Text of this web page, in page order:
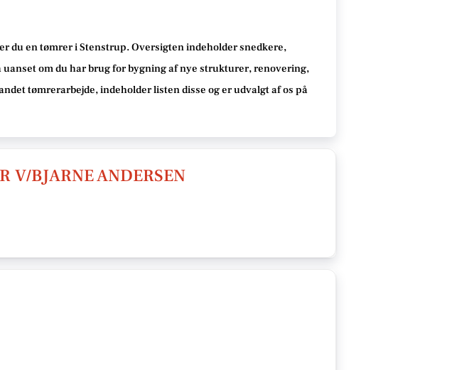
du en tømrer i Stenstrup.Oversigten indeholder snedkere,
uanset om du har brug for bygning af nye strukturer, renovering,
tømrerarbejde, indeholder listen disse og er udvalgt af os på
V/BJARNE ANDERSEN